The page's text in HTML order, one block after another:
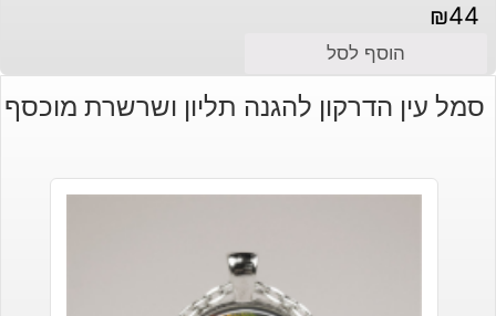
₪44
הוסף לסל
סמל עין הדרקון להגנה תליון ושרשרת מוכסף